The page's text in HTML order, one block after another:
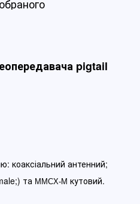
pigtail
коаксіальний антенний;
та MMCX-M кутовий.